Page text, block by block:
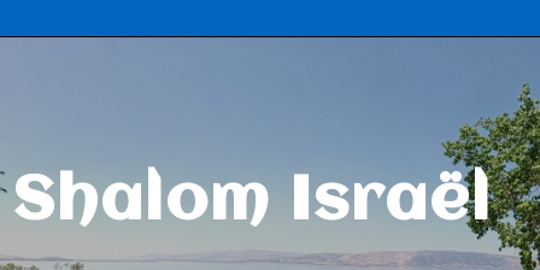
Shalom Israël